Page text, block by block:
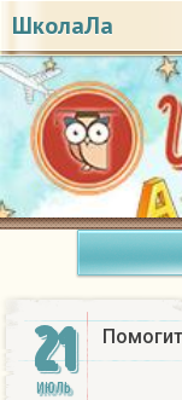
ШколаЛа
21
ИЮЛЬ